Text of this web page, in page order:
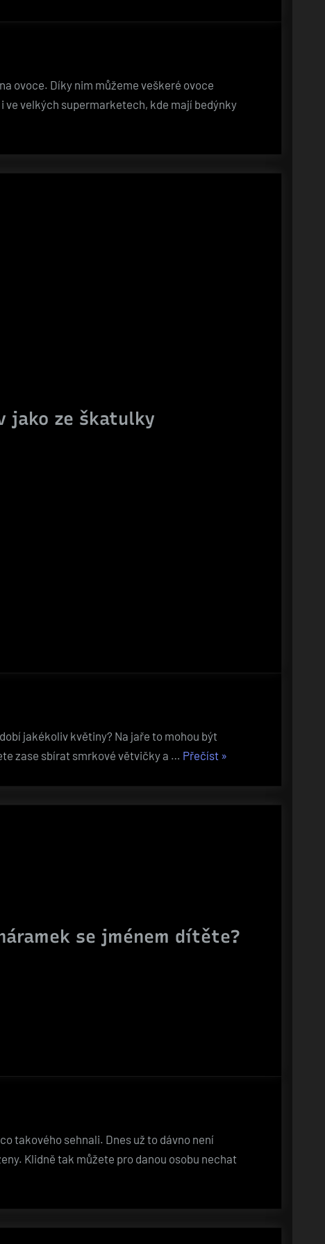
ovoce. Díky nim můžeme veškeré ovoce
velkých supermarketech, kde mají bedýnky
jako ze škatulky
jakékoliv květiny? Na jaře to mohou být
zase sbírat smrkové větvičky a … Přečíst„Domov
»
se jménem dítěte?
takového sehnali. Dnes už to dávno není
Klidně tak můžete pro danou osobu nechat